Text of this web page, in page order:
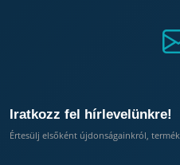
Iratkozz fel hírlevelünkre!
Értesülj elsőként újdonságainkról,